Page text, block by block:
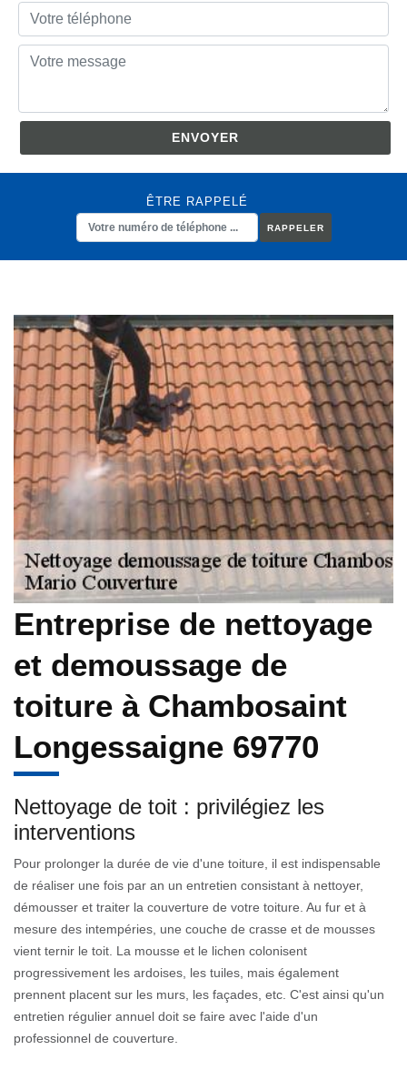
ÊTRE RAPPELÉ
Entreprise de nettoyage
et demoussage de
toiture à Chambosaint
Longessaigne 69770
Nettoyage de toit : privilégiez les
interventions
Pour prolonger la durée de vie d'une toiture, il est indispensable
de réaliser une fois par an un entretien consistant à nettoyer,
démousser et traiter la couverture de votre toiture. Au fur et à
mesure des intempéries, une couche de crasse et de mousses
vient ternir le toit. La mousse et le lichen colonisent
progressivement les ardoises, les tuiles, mais également
prennent placent sur les murs, les façades, etc. C'est ainsi qu'un
entretien régulier annuel doit se faire avec l'aide d'un
professionnel de couverture.